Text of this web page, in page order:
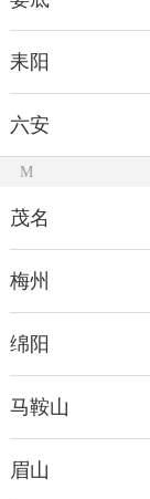
耒阳
六安
M
茂名
梅州
绵阳
马鞍山
眉山